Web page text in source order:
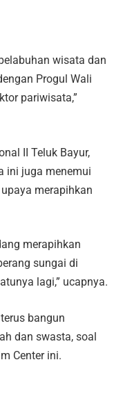
wisata dan
Progul Wali
pariwisata,”
II Teluk Bayur,
ini juga menemui
merapihkan
merapihkan
sungai di
lagi,” ucapnya.
bangun
dan swasta, soal
Center ini.